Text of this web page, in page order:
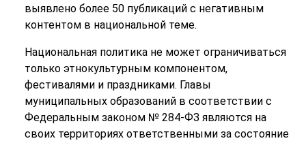
выявлено более 50 публикаций с негативным
контентом в национальной теме.
Национальная политика не может ограничиваться
только этнокультурным компонентом,
фестивалями и праздниками. Главы
муниципальных образований в соответствии с
Федеральным законом № 284-ФЗ являются на
своих территориях ответственными за состояние